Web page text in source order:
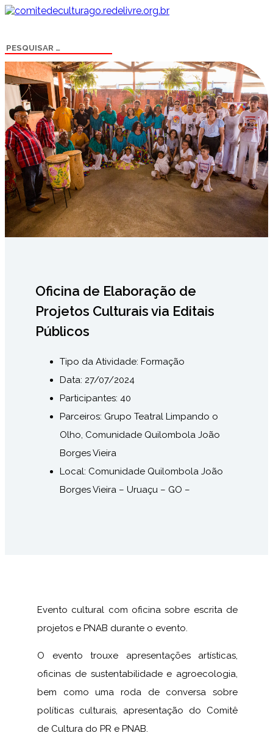
Oficina de Elaboração de
Projetos Culturais via Editais
Públicos
Tipo da Atividade: Formação
Data: 27/07/2024
Participantes: 40
Parceiros: Grupo Teatral Limpando o
Olho, Comunidade Quilombola João
Borges Vieira
Local: Comunidade Quilombola João
Borges Vieira – Uruaçu – GO –
Evento cultural com oficina sobre escrita de
projetos e PNAB durante o evento.
O evento trouxe apresentações artísticas,
oficinas de sustentabilidade e agroecologia,
bem como uma roda de conversa sobre
políticas culturais, apresentação do Comitê
de Cultura do PR e PNAB.